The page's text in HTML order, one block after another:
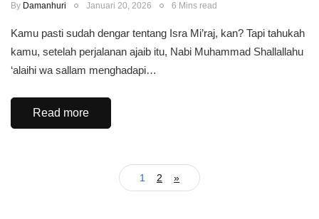
By Damanhuri Januari 20, 2026 6 Mins read
Kamu pasti sudah dengar tentang Isra Mi’raj, kan? Tapi tahukah
kamu, setelah perjalanan ajaib itu, Nabi Muhammad Shallallahu
‘alaihi wa sallam menghadapi…
Read more
1 2 »